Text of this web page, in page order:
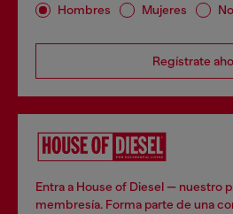
Hombres Mujeres
Regístrate
Entra a House of Diesel — nuestro
membresía. Forma parte de una